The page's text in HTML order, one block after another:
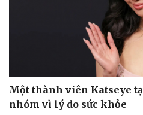
Một thành viên Katseye
nhóm vì lý do sức khỏe